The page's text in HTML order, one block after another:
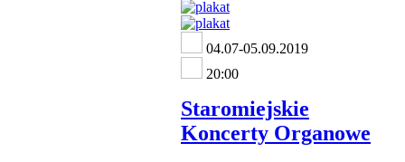
04.07-05.09.2019
20:00
Staromiejskie
Koncerty Organowe